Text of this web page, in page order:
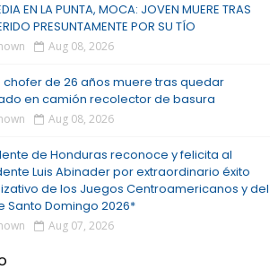
EN LA PUNTA, MOCA: JOVEN MUERE TRAS
PRESUNTAMENTE POR SU TÍO
Aug 08, 2026
chofer de 26 años muere tras quedar
en camión recolector de basura
Aug 08, 2026
de Honduras reconoce y felicita al
Luis Abinader por extraordinario éxito
de los Juegos Centroamericanos y del
Santo Domingo 2026*
Aug 07, 2026